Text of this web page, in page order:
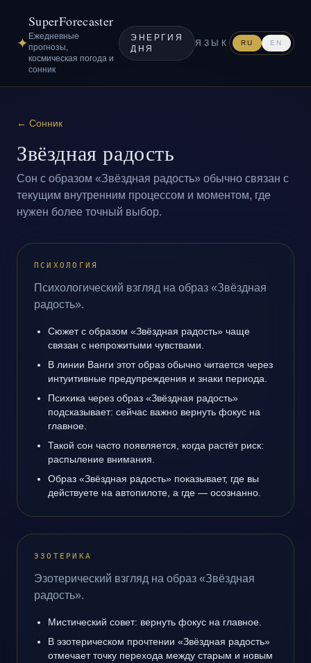
✦
SuperForecaster
Ежедневные
прогнозы,
космическая погода и
сонник
ЭНЕРГИЯ
ДНЯ
ЯЗЫК RU EN
← Сонник
Звёздная радость
Сон с образом «Звёздная радость» обычно связан с
текущим внутренним процессом и моментом, где
нужен более точный выбор.
ПСИХОЛОГИЯ
Психологический взгляд на образ «Звёздная
радость».
Сюжет с образом «Звёздная радость» чаще
связан с непрожитыми чувствами.
В линии Ванги этот образ обычно читается через
интуитивные предупреждения и знаки периода.
Психика через образ «Звёздная радость»
подсказывает: сейчас важно вернуть фокус на
главное.
Такой сон часто появляется, когда растёт риск:
распыление внимания.
Образ «Звёздная радость» показывает, где вы
действуете на автопилоте, а где — осознанно.
ЭЗОТЕРИКА
Эзотерический взгляд на образ «Звёздная
радость».
Мистический совет: вернуть фокус на главное.
В эзотерическом прочтении «Звёздная радость»
отмечает точку перехода между старым и новым